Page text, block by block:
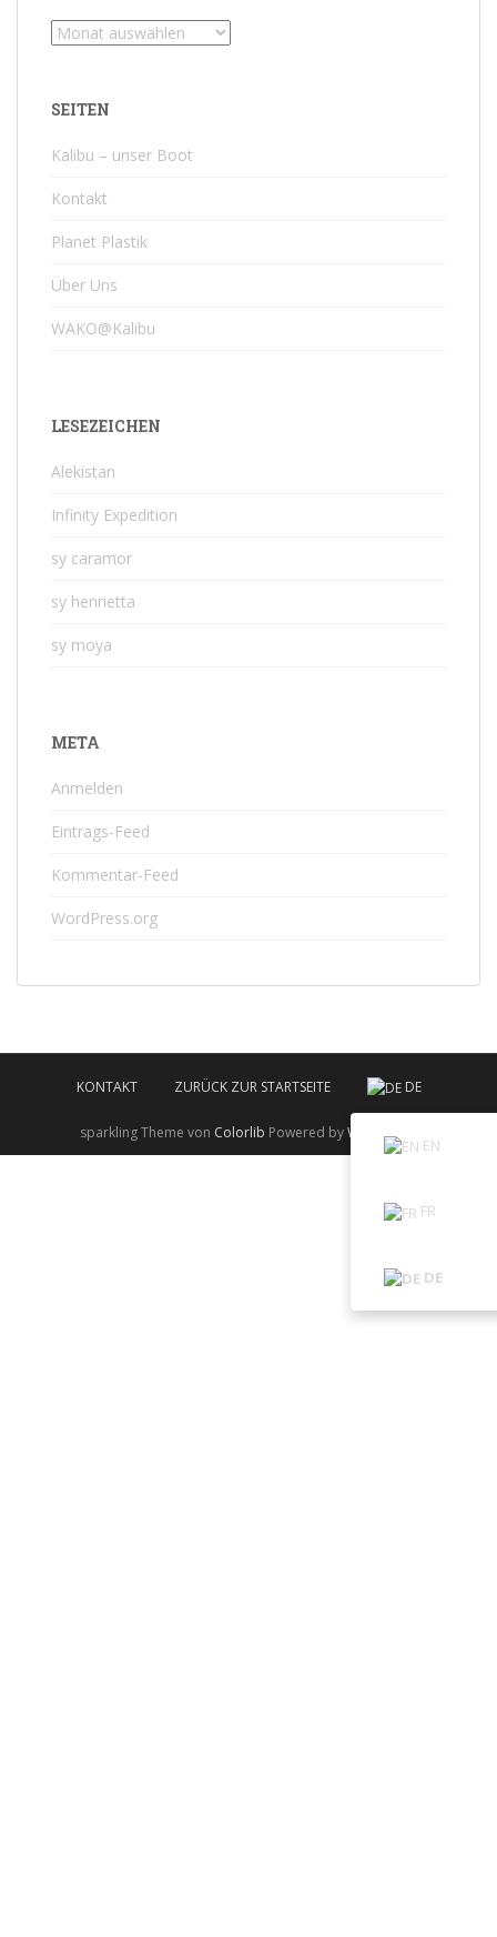
Archiv
SEITEN
Kalibu – unser Boot
Kontakt
Planet Plastik
Über Uns
WAKO@Kalibu
LESEZEICHEN
Alekistan
Infinity Expedition
sy caramor
sy henrietta
sy moya
META
Anmelden
Eintrags-Feed
Kommentar-Feed
WordPress.org
KONTAKT ZURÜCK ZUR STARTSEITE DE
EN
FR
DE
sparkling Theme von Colorlib Powered byWordPress